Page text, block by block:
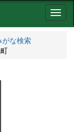
ナ
ビ
がな検索